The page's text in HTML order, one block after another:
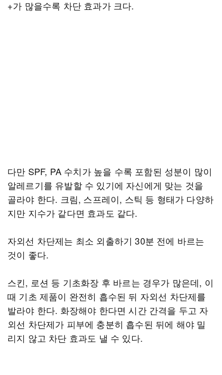
+가 많을수록 차단 효과가 크다.
다만 SPF, PA 수치가 높을 수록 포함된 성분이 많이
알레르기를 유발할 수 있기에 자신에게 맞는 것을
골라야 한다. 크림, 스프레이, 스틱 등 형태가 다양하
지만 지수가 같다면 효과도 같다.
자외선 차단제는 최소 외출하기 30분 전에 바르는
것이 좋다.
스킨, 로션 등 기초화장 후 바르는 경우가 많은데, 이
때 기초 제품이 완전히 흡수된 뒤 자외선 차단제를
발라야 한다. 화장해야 한다면 시간 간격을 두고 자
외선 차단제가 피부에 충분히 흡수된 뒤에 해야 밀
리지 않고 차단 효과도 낼 수 있다.